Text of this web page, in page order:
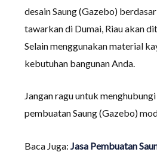
desain Saung (Gazebo)
tawarkan di Dumai, Riau akan
Selain menggunakan material
kebutuhan bangunan Anda.
Jangan ragu untuk
pembuatan Saung (Gazebo)
Baca Juga: Jasa Pembuatan